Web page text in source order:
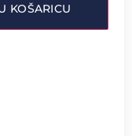
KOŠARICU